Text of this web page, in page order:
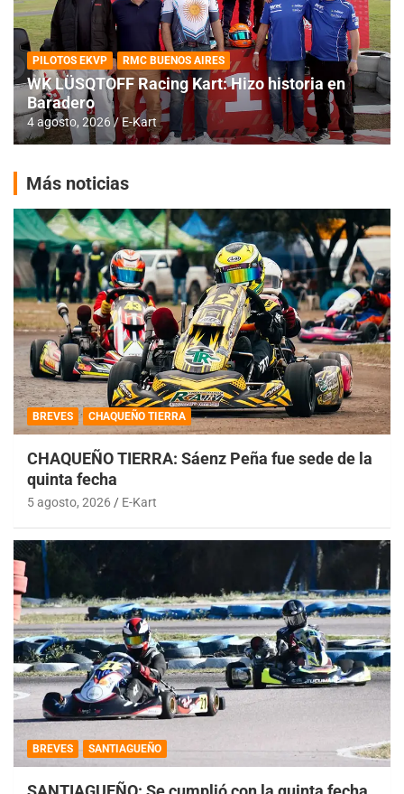
PILOTOS EKVP RMC BUENOS AIRES
WK LÜSQTOFF Racing Kart: Hizo historia en
Baradero
4 agosto, 2026 E-Kart
Más noticias
BREVES CHAQUEÑO TIERRA
CHAQUEÑO TIERRA: Sáenz Peña fue sede de la
quinta fecha
5 agosto, 2026 E-Kart
BREVES SANTIAGUEÑO